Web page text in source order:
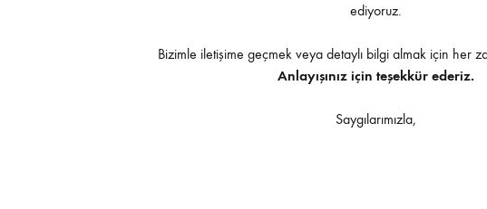
ediyoruz.
Bizimle iletişime geçmek veya detaylı bilgi almak için her
Anlayışınız için teşekkür ederiz.
Saygılarımızla,